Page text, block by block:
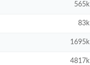
565k
83k
1695k
4817k